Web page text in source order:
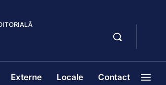
Externe Locale Contact